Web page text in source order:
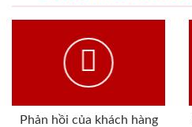
Phản hồi của khách hàng